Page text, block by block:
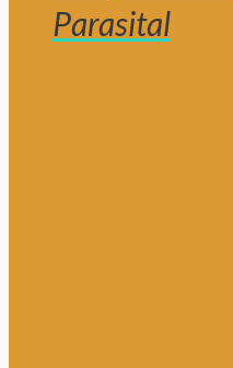
Parasital